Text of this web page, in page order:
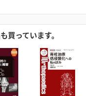
買っています。